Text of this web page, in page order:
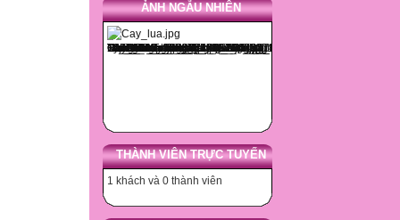
ẢNH NGẪU NHIÊN
THÀNH VIÊN TRỰC TUYẾN
1 khách và 0 thành viên